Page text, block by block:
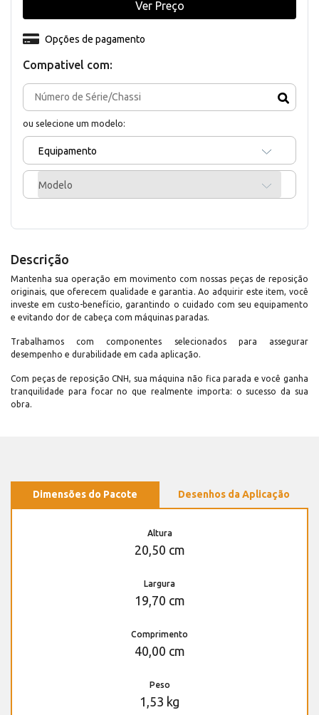
Compativel com:
ou selecione um modelo:
Equipamento
Modelo
Opções de pagamento
Ver Preço
Descrição
Mantenha sua operação em movimento com nossas peças de reposição
originais, que oferecem qualidade e garantia. Ao adquirir este item, você
investe em custo-benefício, garantindo o cuidado com seu equipamento
e evitando dor de cabeça com máquinas paradas.
Trabalhamos com componentes selecionados para assegurar
desempenho e durabilidade em cada aplicação.
Com peças de reposição CNH, sua máquina não fica parada e você ganha
tranquilidade para focar no que realmente importa: o sucesso da sua
obra.
Dimensões do Pacote Desenhos da Aplicação
Altura
20,50 cm
Largura
19,70 cm
Comprimento
40,00 cm
Peso
1,53 kg